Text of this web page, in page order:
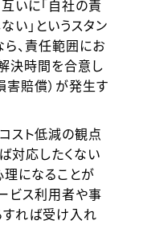
いに「自社の責
い」というスタン
、責任範囲にお
決時間を合意し
害賠償）が発生す
スト低減の観点
対応したくない
理になることが
ビス利用者や事
すれば受け入れ